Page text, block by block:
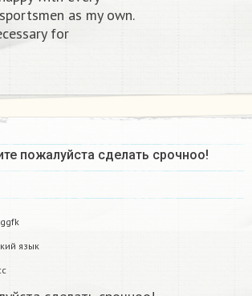
as my own.
for
пожалуйста сделать срочноо!
язык